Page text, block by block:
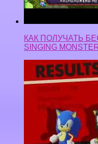
Sonic Forces |
Switch